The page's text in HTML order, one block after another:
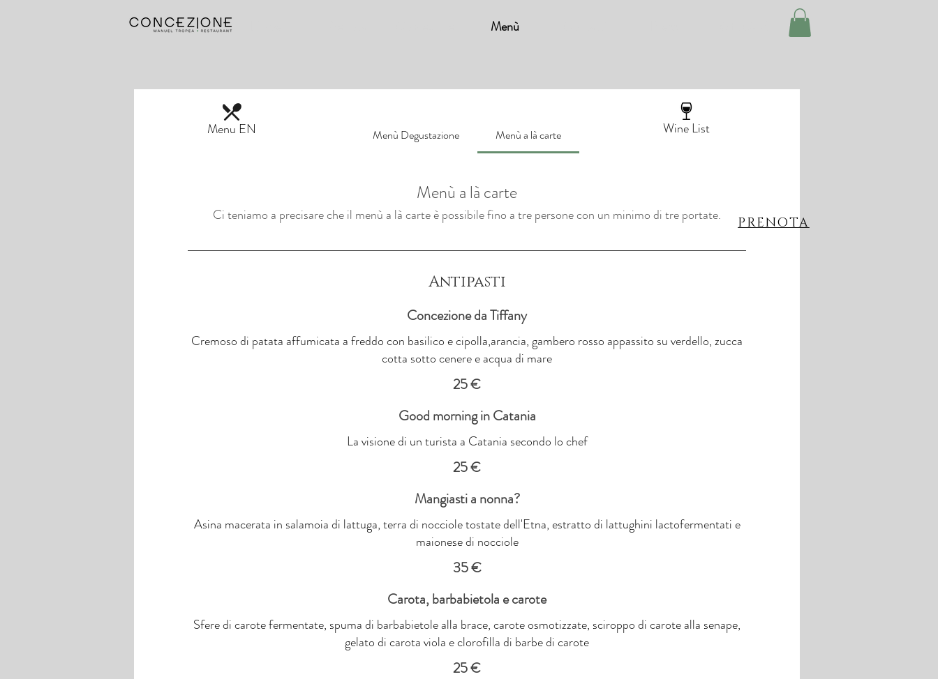
Menù
Menù Degustazione Menù a là carte
Menù a là carte
Ci teniamo a precisare che il menù a là carte è possibile fino a tre persone con un minimo di tre portate.
Antipasti
Concezione da Tiffany
Cremoso di patata affumicata a freddo con basilico e cipolla,arancia, gambero rosso appassito su verdello, zucca
cotta sotto cenere e acqua di mare
25 €
Good morning in Catania
La visione di un turista a Catania secondo lo chef
25 €
Mangiasti a nonna?
Asina macerata in salamoia di lattuga, terra di nocciole tostate dell'Etna, estratto di lattughini lactofermentati e
maionese di nocciole
35 €
Carota, barbabietola e carote
Sfere di carote fermentate, spuma di barbabietole alla brace, carote osmotizzate, sciroppo di carote alla senape,
gelato di carota viola e clorofilla di barbe di carote
25 €
PRENOTA
Menu EN Wine List